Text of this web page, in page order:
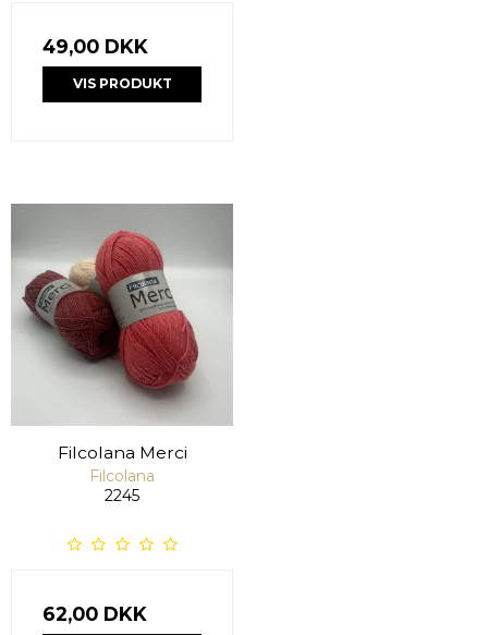
49,00 DKK
VIS PRODUKT
Filcolana Merci
Filcolana
2245
62,00 DKK